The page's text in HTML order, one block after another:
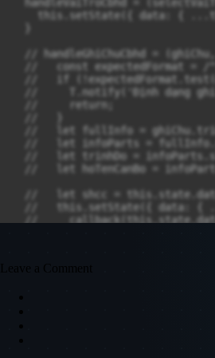
Leave a Comment